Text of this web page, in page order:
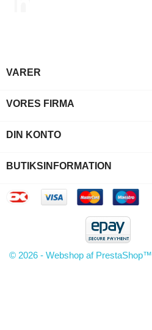
VARER
VORES FIRMA
DIN KONTO
BUTIKSINFORMATION
© 2026 - Webshop af PrestaShop™